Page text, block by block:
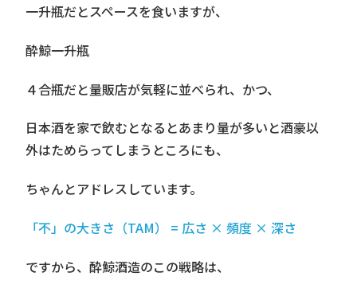
一升瓶だとスペースを食いますが、
酔鯨一升瓶
４合瓶だと量販店が気軽に並べられ、かつ、
日本酒を家で飲むとなるとあまり量が多いと酒豪以
外はためらってしまうところにも、
ちゃんとアドレスしています。
「不」の大きさ（TAM） = 広さ × 頻度 × 深さ
ですから、酔鯨酒造のこの戦略は、